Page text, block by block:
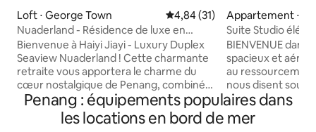
Loft ⋅ George Town Évaluation moyenne sur la
4,84 (31)
Nuaderland - Résidence de luxe en
duplex avec vue sur la mer
Bienvenue à Haiyi Jiayi - Luxury Duplex
Seaview Nuaderland ! Cette charmante
retraite vous apportera le charme du
cœur nostalgique de Penang, combiné
au luxe moderne pour créer une
expérience inoubliable pour vous.Située
au cœur de la ville nostalgique de
Appartement ⋅
n
Suite Studio
Bay
BIENVENUE
spacieux et aéré,
au
nous disent
l'authenticité des
nous distingue.
une nuit ou pour
Penang : équipements populaires dans
les locations en bord de mer